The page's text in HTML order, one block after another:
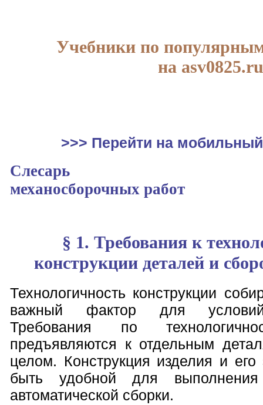
Учебники по
на asv0825.ru
>>> Перейти на
Слесарь
механосборочных работ
§ 1. Требования к
конструкции деталей и
Технологичность конструкции
важный фактор для условий
Требования по
предъявляются к отдельным
целом. Конструкция изделия и
быть удобной для
автоматической сборки.